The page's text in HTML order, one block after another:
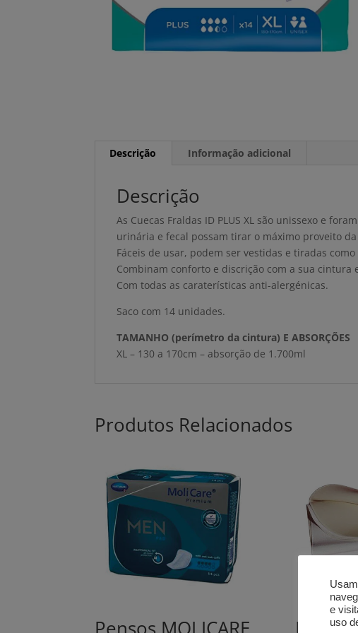
Descrição Informação adicional
Descrição
As Cuecas Fraldas ID PLUS XL são unissexo e
urinária e fecal possam tirar o máximo proveito
Fáceis de usar, podem ser vestidas e tiradas
Combinam conforto e discrição com a sua cintura
Com todas as caraterísticas anti-alergénicas.
Saco com 14 unidades.
TAMANHO (perímetro da cintura) E ABSORÇÕES
XL – 130 a 170cm – absorção de 1.700ml
Produtos Relacionados
e
uso